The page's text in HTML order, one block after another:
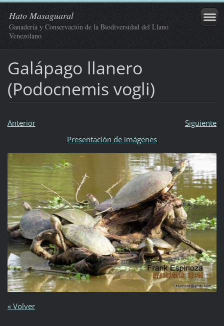
Hato Masaguaral
Ganadería y Conservación de la Biodiversidad del Llano
Venezolano
Galápago llanero
(Podocnemis vogli)
Anterior
Siguiente
Presentación de imágenes
« Volver